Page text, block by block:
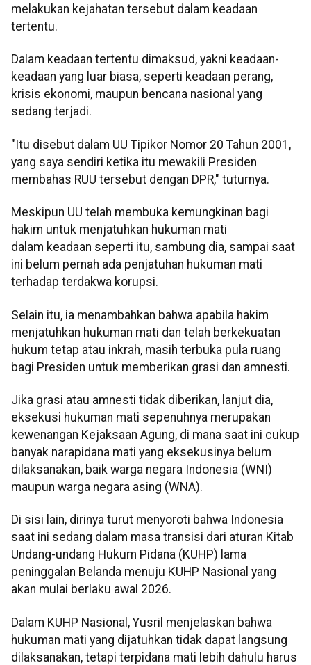
melakukan kejahatan tersebut dalam keadaan
tertentu.
Dalam keadaan tertentu dimaksud, yakni keadaan-
keadaan yang luar biasa, seperti keadaan perang,
krisis ekonomi, maupun bencana nasional yang
sedang terjadi.
"Itu disebut dalam UU Tipikor Nomor 20 Tahun 2001,
yang saya sendiri ketika itu mewakili Presiden
membahas RUU tersebut dengan DPR," tuturnya.
Meskipun UU telah membuka kemungkinan bagi
hakim untuk menjatuhkan hukuman mati
dalam keadaan seperti itu, sambung dia, sampai saat
ini belum pernah ada penjatuhan hukuman mati
terhadap terdakwa korupsi.
Selain itu, ia menambahkan bahwa apabila hakim
menjatuhkan hukuman mati dan telah berkekuatan
hukum tetap atau inkrah, masih terbuka pula ruang
bagi Presiden untuk memberikan grasi dan amnesti.
Jika grasi atau amnesti tidak diberikan, lanjut dia,
eksekusi hukuman mati sepenuhnya merupakan
kewenangan Kejaksaan Agung, di mana saat ini cukup
banyak narapidana mati yang eksekusinya belum
dilaksanakan, baik warga negara Indonesia (WNI)
maupun warga negara asing (WNA).
Di sisi lain, dirinya turut menyoroti bahwa Indonesia
saat ini sedang dalam masa transisi dari aturan Kitab
Undang-undang Hukum Pidana (KUHP) lama
peninggalan Belanda menuju KUHP Nasional yang
akan mulai berlaku awal 2026.
Dalam KUHP Nasional, Yusril menjelaskan bahwa
hukuman mati yang dijatuhkan tidak dapat langsung
dilaksanakan, tetapi terpidana mati lebih dahulu harus